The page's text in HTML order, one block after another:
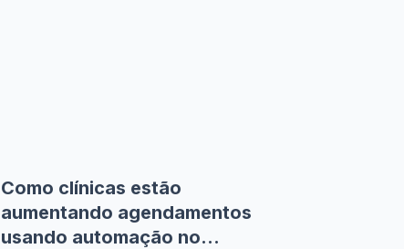
Como clínicas estão
aumentando agendamentos
usando automação no